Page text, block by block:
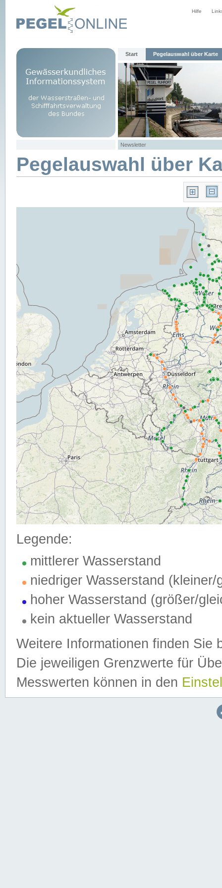
Hilfe
Start Pegelauswahl über Karte
Newsletter
Pegelauswahl über
Legende:
mittlerer Wasserstand
niedriger Wasserstand (kleiner/
hoher Wasserstand (größer/
kein aktueller Wasserstand
Weitere Informationen finden Sie
Die jeweiligen Grenzwerte für
Messwerten können in den